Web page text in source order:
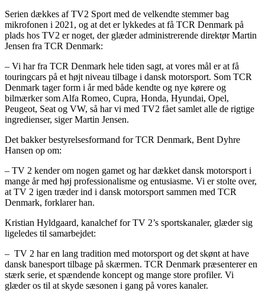
Serien dækkes af TV2 Sport med de velkendte stemmer bag
mikrofonen i 2021, og at det er lykkedes at få TCR Denmark på
plads hos TV2 er noget, der glæder administrerende direktør Martin
Jensen fra TCR Denmark:
– Vi har fra TCR Denmark hele tiden sagt, at vores mål er at få
touringcars på et højt niveau tilbage i dansk motorsport. Som TCR
Denmark tager form i år med både kendte og nye kørere og
bilmærker som Alfa Romeo, Cupra, Honda, Hyundai, Opel,
Peugeot, Seat og VW, så har vi med TV2 fået samlet alle de rigtige
ingredienser, siger Martin Jensen.
Det bakker bestyrelsesformand for TCR Denmark, Bent Dyhre
Hansen op om:
– TV 2 kender om nogen gamet og har dækket dansk motorsport i
mange år med høj professionalisme og entusiasme. Vi er stolte over,
at TV 2 igen træder ind i dansk motorsport sammen med TCR
Denmark, forklarer han.
Kristian Hyldgaard, kanalchef for TV 2’s sportskanaler, glæder sig
ligeledes til samarbejdet:
– TV 2 har en lang tradition med motorsport og det skønt at have
dansk banesport tilbage på skærmen. TCR Denmark præsenterer en
stærk serie, et spændende koncept og mange store profiler. Vi
glæder os til at skyde sæsonen i gang på vores kanaler.